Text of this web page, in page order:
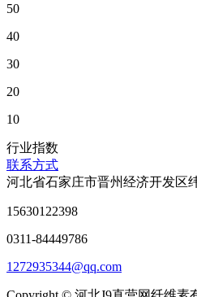
50
40
30
20
10
行业指数
联系方式
河北省石家庄市晋州经济开发区
15630122398
0311-84449786
1272935344@qq.com